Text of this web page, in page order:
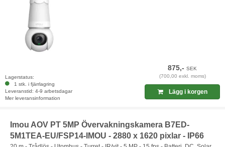
Lagerstatus:
1 stk. i fjärrlagring
Leveranstid: 4-9 arbetsdagar
Mer leveransinformation
875,-SEK
(700,00 exkl. moms)
Lägg i korgen
Imou AOV PT 5MP Övervakningskamera B7ED-
5M1TEA-EU/FSP14-IMOU - 2880 x 1620 pixlar - IP66